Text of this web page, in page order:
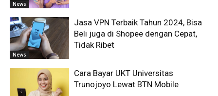
News
News
Jasa VPN Terbaik Tahun 2024, Bisa
Beli juga di Shopee dengan Cepat,
Tidak Ribet
Cara Bayar UKT Universitas
Trunojoyo Lewat BTN Mobile